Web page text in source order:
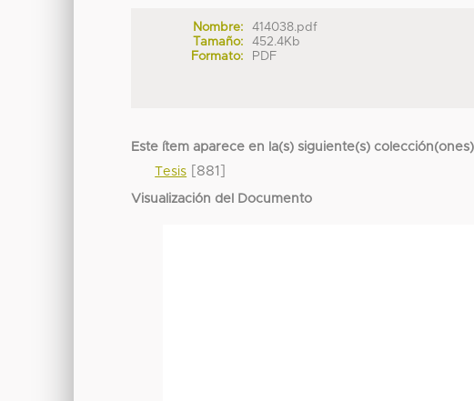
Nombre:
414038.pdf
Tamaño:
452.4Kb
Formato:
PDF
Este ítem aparece en la(s) siguiente(s) colección(ones)
Tesis [881]
Visualización del Documento